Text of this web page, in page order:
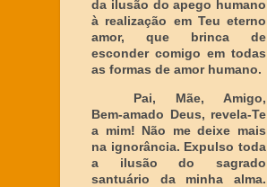
da ilusão do apego humano
à realização em Teu eterno
amor, que brinca de
esconder comigo em todas
as formas de amor humano.
Pai, Mãe, Amigo,
Bem-amado Deus, revela-Te
a mim! Não me deixe mais
na ignorância. Expulso toda
a ilusão do sagrado
santuário da minha alma.